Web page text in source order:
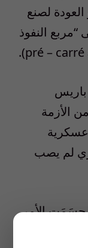
لصنع
النفوذ
الأزمة
عسكرية
لم يصب
حسَمَت الأمر